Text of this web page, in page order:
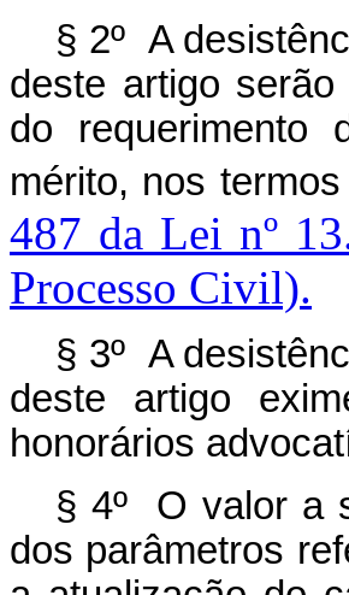
§ 2º A
deste artigo
do requerimento
mérito, nos
487 da Lei nº
Processo Civil).
§ 3º A
deste artigo
honorários
§ 4º O valor a
dos parâmetros